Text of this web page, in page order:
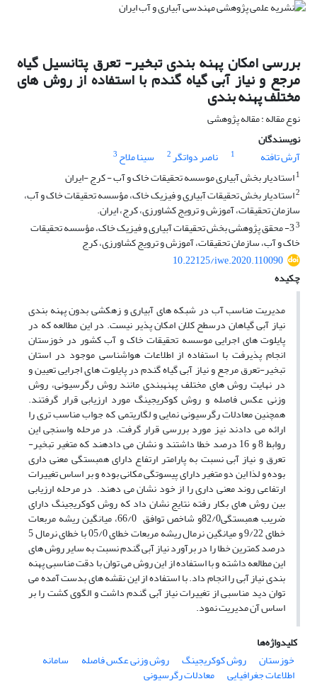
بررسی امکان پهنه بندی تبخیر- تعرق پتانسیل گیاه
مرجع و نیاز آبی گیاه گندم با استفاده از روش های
مختلف پهنه بندی
نوع مقاله : مقاله پژوهشی
نویسندگان
آرش تافته
1 ناصر دواتگر2 سینا ملاح 3
1استادیار بخش آبیاری موسسه تحقیقات خاک و آب - کرج -ایران
2استادیار بخش تحقیقات آبیاری و فیزیک خاک، مؤسسه تحقیقات خاک و آب،
سازمان تحقیقات، آموزش و ترویج کشاورزی، کرج، ایران.
3 3- محقق پژوهشی بخش تحقیقات آبیاری و فیزیک خاک، مؤسسه تحقیقات
خاک و آب، سازمان تحقیقات، آموزش و ترویج کشاورزی، کرج
10.22125/iwe.2020.110090
چکیده
مدیریت مناسب آب در شبکه های آبیاری و زهکشی بدون پهنه بندی
نیاز آبی گیاهان درسطح کلان امکان پذیر نیست. در این مطالعه که در
پایلوت های اجرایی موسسه تحقیقات خاک و آب کشور در خوزستان
انجام پذیرفت با استفاده از اطلاعات هواشناسی موجود در استان
تبخیر-تعرق مرجع و نیاز آبی گیاه گندم در پایلوت های اجرایی تعیین و
در نهایت روش های مختلف پهنه­بندی مانند روش رگرسیونی، روش
وزنی عکس فاصله و روش کوکریجینگ مورد ارزیابی قرار گرفتند.
همچنین معادلات رگرسیونی نمایی و لگاریتمی که جواب مناسب تری را
ارائه می دادند نیز مورد بررسی قرار گرفت. در مرحله واسنجی این
روابط 8 و 16 درصد خطا داشتند و نشان می دادهند که متغیر تبخیر-
تعرق و نیاز آبی نسبت به پارامتر ارتفاع دارای همبستگی معنی داری
بوده و لذا این دو متغیر دارای پیسوتگی مکانی بوده و بر اساس تغییرات
ارتفاعی روند معنی داری را از خود نشان می دهند. در مرحله ارزیابی
بین روش های بکار رفته نتایج نشان داد که روش کوکریجینگ دارای
ضریب همبستگی82/0و شاخص توافق 66/0، میانگین ریشه مربعات
خطای 9/22 و میانگین نرمال ریشه مربعات خطای 05/0 با خطای نرمال 5
درصد کمترین خطا را در برآورد نیاز آبی گندم نسبت به سایر روش های
این مطالعه داشته و با استفاده از این روش می توان با دقت مناسبی پهنه
بندی نیاز آبی را انجام داد. با استفاده از این نقشه های بدست آمده می
توان دید مناسبی از تغییرات نیاز آبی گندم داشت و الگوی کشت را بر
اساس آن مدیریت نمود.
کلیدواژه‌ها
خوزستان
روش کوکریجینگ روش وزنی عکس فاصله سامانه
اطلاعات جغرافیایی معادلات رگرسیونی